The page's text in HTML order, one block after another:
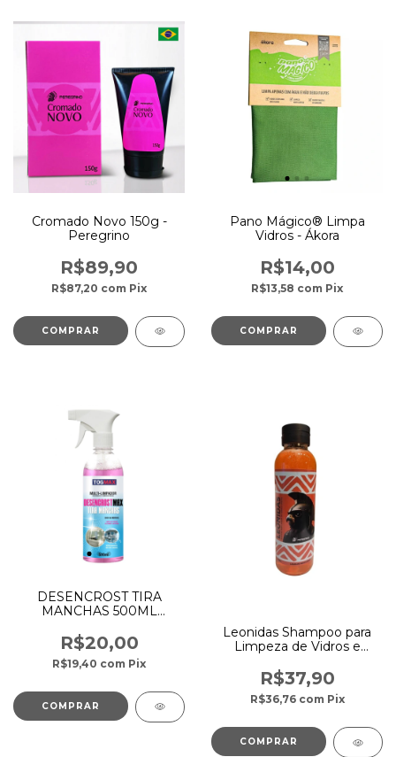
Cromado Novo 150g -
Peregrino
R$89,90
R$87,20 com Pix
Pano Mágico® Limpa
Vidros - Ákora
R$14,00
R$13,58 com Pix
DESENCROST TIRA
MANCHAS 500ML
R$20,00
R$19,40 com Pix
Leonidas Shampoo para
Limpeza de Vidros e
Brasileiras
R$37,90
R$36,76 com Pix